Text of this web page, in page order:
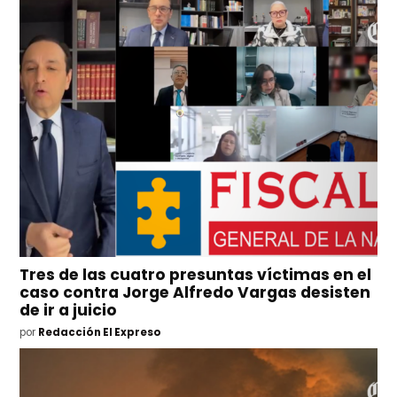
Tres de las cuatro presuntas víctimas en el
caso contra Jorge Alfredo Vargas desisten
de ir a juicio
por Redacción El Expreso